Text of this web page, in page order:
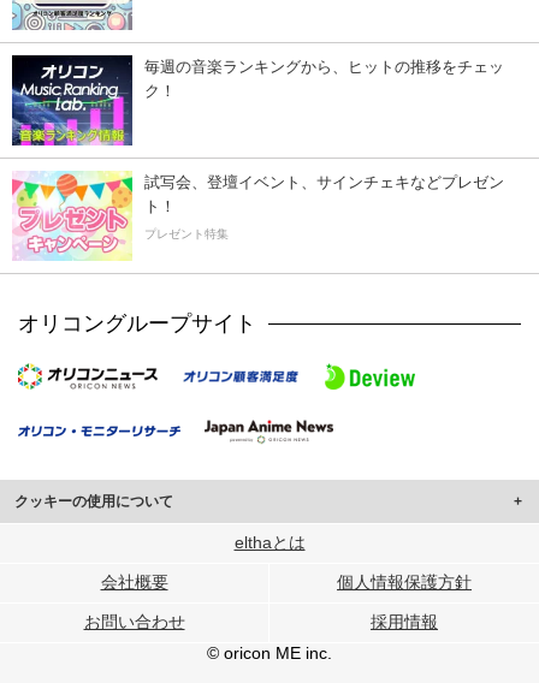
毎週の音楽ランキングから、ヒットの推移をチェッ
ク！
試写会、登壇イベント、サインチェキなどプレゼン
ト！
プレゼント特集
オリコングループサイト
クッキーの使用について
このサイトでは Cookie を使用して、ユーザーに合わせたコンテンツや広告の
行っています。
メディアや広告配信、データ解析の各パートナーに提供しています。
各パートナーは、この情報とユーザーが各パートナーに提供した他の情報や、
ユーザーが各パートナーのサービスを使用したときに収集した他の情報を組み
elthaとは
会社概要 個人情報保護方針
お問い合わせ
採用情報
© oricon ME inc.